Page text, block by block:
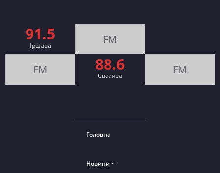
91.5
Іршава FM
FM 88.6
Cвалява FM
Головна
Новини